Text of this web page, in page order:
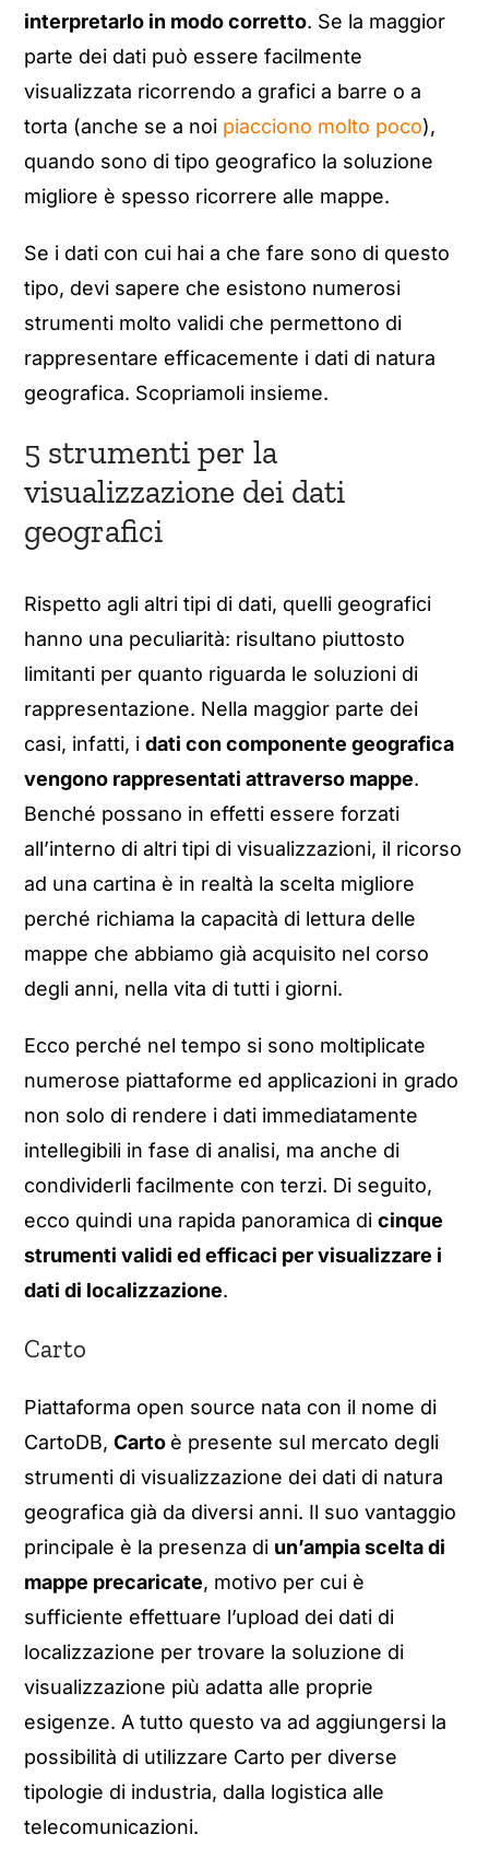
interpretarlo in modo corretto. Se la maggior
parte dei dati può essere facilmente
visualizzata ricorrendo a grafici a barre o a
torta (anche se a noi piacciono molto poco),
quando sono di tipo geografico la soluzione
migliore è spesso ricorrere alle mappe.
Se i dati con cui hai a che fare sono di questo
tipo, devi sapere che esistono numerosi
strumenti molto validi che permettono di
rappresentare efficacemente i dati di natura
geografica. Scopriamoli insieme.
5 strumenti per la
visualizzazione dei dati
geografici
Rispetto agli altri tipi di dati, quelli geografici
hanno una peculiarità: risultano piuttosto
limitanti per quanto riguarda le soluzioni di
rappresentazione. Nella maggior parte dei
casi, infatti, idati con componente geografica
vengono rappresentati attraverso mappe.
Benché possano in effetti essere forzati
all’interno di altri tipi di visualizzazioni, il ricorso
ad una cartina è in realtà la scelta migliore
perché richiama la capacità di lettura delle
mappe che abbiamo già acquisito nel corso
degli anni, nella vita di tutti i giorni.
Ecco perché nel tempo si sono moltiplicate
numerose piattaforme ed applicazioni in grado
non solo di rendere i dati immediatamente
intellegibili in fase di analisi, ma anche di
condividerli facilmente con terzi. Di seguito,
ecco quindi una rapida panoramica dicinque
strumenti validi ed efficaci per visualizzare i
dati di localizzazione.
Carto
Piattaforma open source nata con il nome di
CartoDB,Carto è presente sul mercato degli
strumenti di visualizzazione dei dati di natura
geografica già da diversi anni. Il suo vantaggio
principale è la presenza di un’ampia scelta di
mappe precaricate, motivo per cui è
sufficiente effettuare l’upload dei dati di
localizzazione per trovare la soluzione di
visualizzazione più adatta alle proprie
esigenze. A tutto questo va ad aggiungersi la
possibilità di utilizzare Carto per diverse
tipologie di industria, dalla logistica alle
telecomunicazioni.